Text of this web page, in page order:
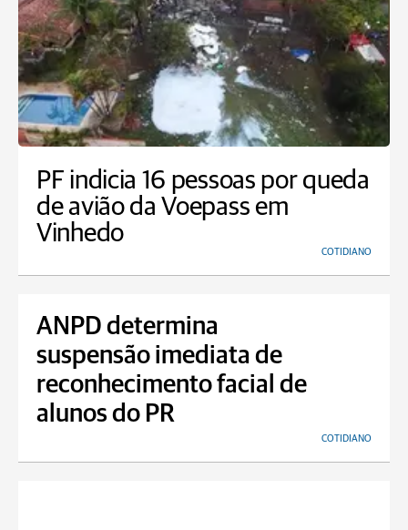
PF indicia 16 pessoas por queda
de avião da Voepass em
Vinhedo
COTIDIANO
ANPD determina
suspensão imediata de
reconhecimento facial de
alunos do PR
COTIDIANO